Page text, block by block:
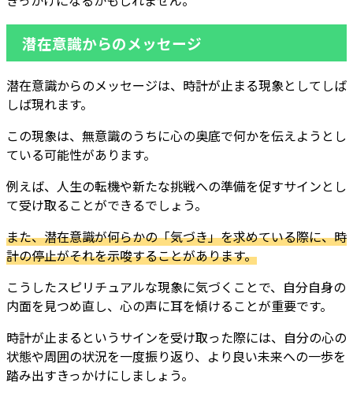
潜在意識からのメッセージ
潜在意識からのメッセージは、時計が止まる現象としてしば
しば現れます。
この現象は、無意識のうちに心の奥底で何かを伝えようとし
ている可能性があります。
例えば、人生の転機や新たな挑戦への準備を促すサインとし
て受け取ることができるでしょう。
また、潜在意識が何らかの「気づき」を求めている際に、時
計の停止がそれを示唆することがあります。
こうしたスピリチュアルな現象に気づくことで、自分自身の
内面を見つめ直し、心の声に耳を傾けることが重要です。
時計が止まるというサインを受け取った際には、自分の心の
状態や周囲の状況を一度振り返り、より良い未来への一歩を
踏み出すきっかけにしましょう。